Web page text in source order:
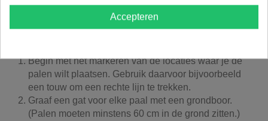
poortpalen.
Hier zijn de stappen voor het plaatsen van grenen
Begin met het markeren van de locaties waar je de
palen wilt plaatsen. Gebruik daarvoor bijvoorbeeld
een touw om een rechte lijn te trekken.
Graaf een gat voor elke paal met een grondboor.
(Palen moeten minstens 60 cm in de grond zitten.)
Accepteren